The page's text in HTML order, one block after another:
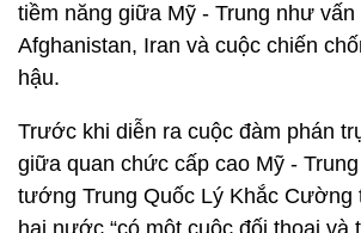
tiềm năng giữa Mỹ - Trung như vấn
Afghanistan, Iran và cuộc chiến
hậu.
Trước khi diễn ra cuộc đàm phán
giữa quan chức cấp cao Mỹ -
tướng Trung Quốc Lý Khắc Cường
hai nước “có một cuộc đối thoại và